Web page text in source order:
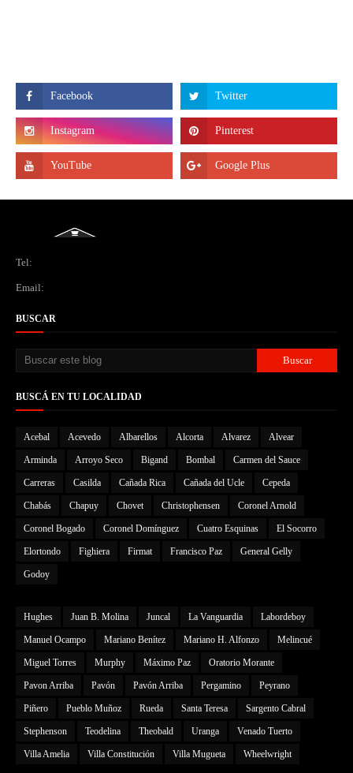
Tel:
Email:
BUSCAR
BUSCÁ EN TU LOCALIDAD
Acebal Acevedo Albarellos Alcorta Alvarez Alvear
Arminda Arroyo Seco Bigand Bombal Carmen del Sauce
Carreras Casilda Cañada Rica Cañada del Ucle Cepeda
Chabás Chapuy Chovet Christophensen Coronel Arnold
Coronel Bogado Coronel Domínguez Cuatro Esquinas El Socorro
Elortondo Fighiera Firmat Francisco Paz General Gelly
Godoy
Hughes Juan B. Molina Juncal La Vanguardia Labordeboy
Manuel Ocampo Mariano Benítez Mariano H. Alfonzo Melincué
Miguel Torres Murphy Máximo Paz Oratorio Morante
Pavon Arriba Pavón Pavón Arriba Pergamino Peyrano
Piñero Pueblo Muñoz Rueda Santa Teresa Sargento Cabral
Stephenson Teodelina Theobald Uranga Venado Tuerto
Villa Amelia Villa Constitución Villa Mugueta Wheelwright